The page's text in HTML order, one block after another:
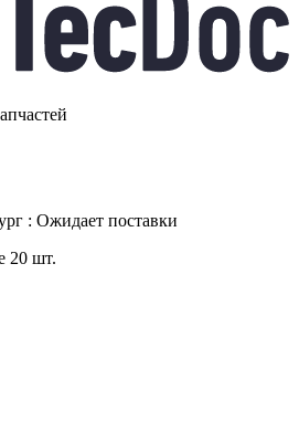
: Ожидает поставки
20 шт.